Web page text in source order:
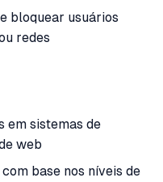
bloquear usuários
redes
em sistemas de
web
base nos níveis de